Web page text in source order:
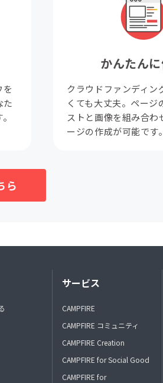
を
た
かんたん
クラウドファンディン
くても大丈夫。ページ
ストと画像を組み合わ
ージの作成が可能です。
ら
サービス
CAMPFIRE
CAMPFIRE コミュニティ
CAMPFIRE Creation
CAMPFIRE for Social Good
CAMPFIRE for